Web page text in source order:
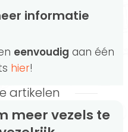
eenvoudig aan één
hier!
artikelen